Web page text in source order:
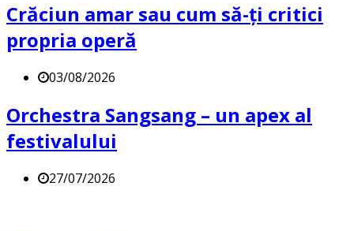
Crăciun amar sau cum să-ți critici
propria operă
03/08/2026
Orchestra Sangsang – un apex al
festivalului
27/07/2026